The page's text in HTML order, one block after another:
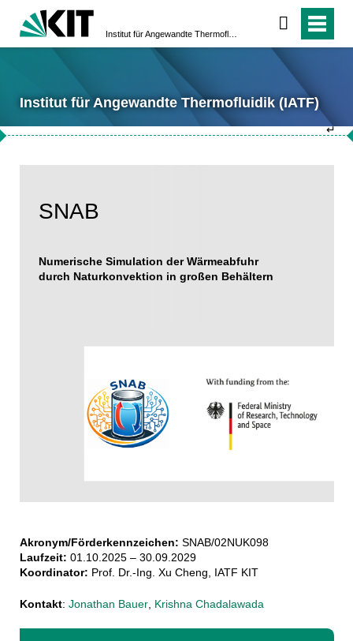
Institut für Angewandte Thermofluidik (IATF)
SNAB
Numerische Simulation der Wärmeabfuhr
durch Naturkonvektion in großen Behältern
↵
Akronym/Förderkennzeichen: SNAB/02NUK098
Laufzeit: 01.10.2025 – 30.09.2029
Koordinator: Prof. Dr.-Ing. Xu Cheng, IATF KIT
Kontakt: Jonathan Bauer, Krishna Chadalawada